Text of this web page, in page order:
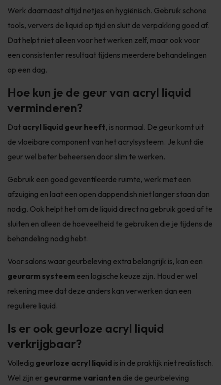
Werk daarnaast altijd netjes en hygiënisch. Gebruik schone
tools, ververs de liquid op tijd en sluit de verpakking goed af.
Dat helpt niet alleen voor het werken zelf, maar ook voor
een consistenter resultaat tijdens meerdere behandelingen
op een dag.
Hoe kun je de geur van acryl liquid
verminderen?
Dat acryl liquid geur heeft, is normaal. De geur komt uit
de vloeibare component van het acrylsysteem. Je kunt die
geur wel beter beheersen door slim te werken.
Gebruik een goed geventileerde ruimte, werk met een
afzuiging en laat een open dappendish niet langer staan dan
nodig. Ook helpt het om de liquid direct na gebruik goed af te
sluiten en alleen de hoeveelheid te gebruiken die je tijdens de
behandeling nodig hebt.
Voor salons waar geurbeleving extra belangrijk is, kan een
geurarm systeem een logische keuze zijn. Houd er wel
rekening mee dat deze anders kan verwerken dan een
reguliere liquid.
Is er ook geurloze acryl liquid
verkrijgbaar?
Volledig geurloze acryl liquid is in de praktijk niet realistisch.
Wel zijn er geurarme varianten die de geurbeleving